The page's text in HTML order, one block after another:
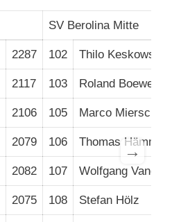
SV Berolina Mitte
2287 102 Thilo Keskowski
2117 103 Roland Boewer
2106 105 Marco Miersch
2079 106 Thomas
2082 107 Wolfgang Vandré
2075 108 Stefan Hölz
→